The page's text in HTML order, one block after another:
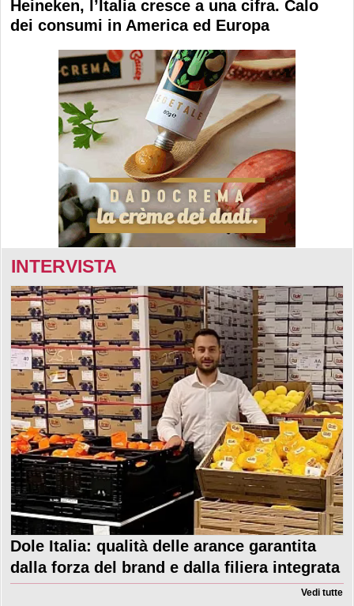
Heineken, l’Italia cresce a una cifra. Calo
dei consumi in America ed Europa
INTERVISTA
Dole Italia: qualità delle arance garantita
dalla forza del brand e dalla filiera integrata
Vedi tutte